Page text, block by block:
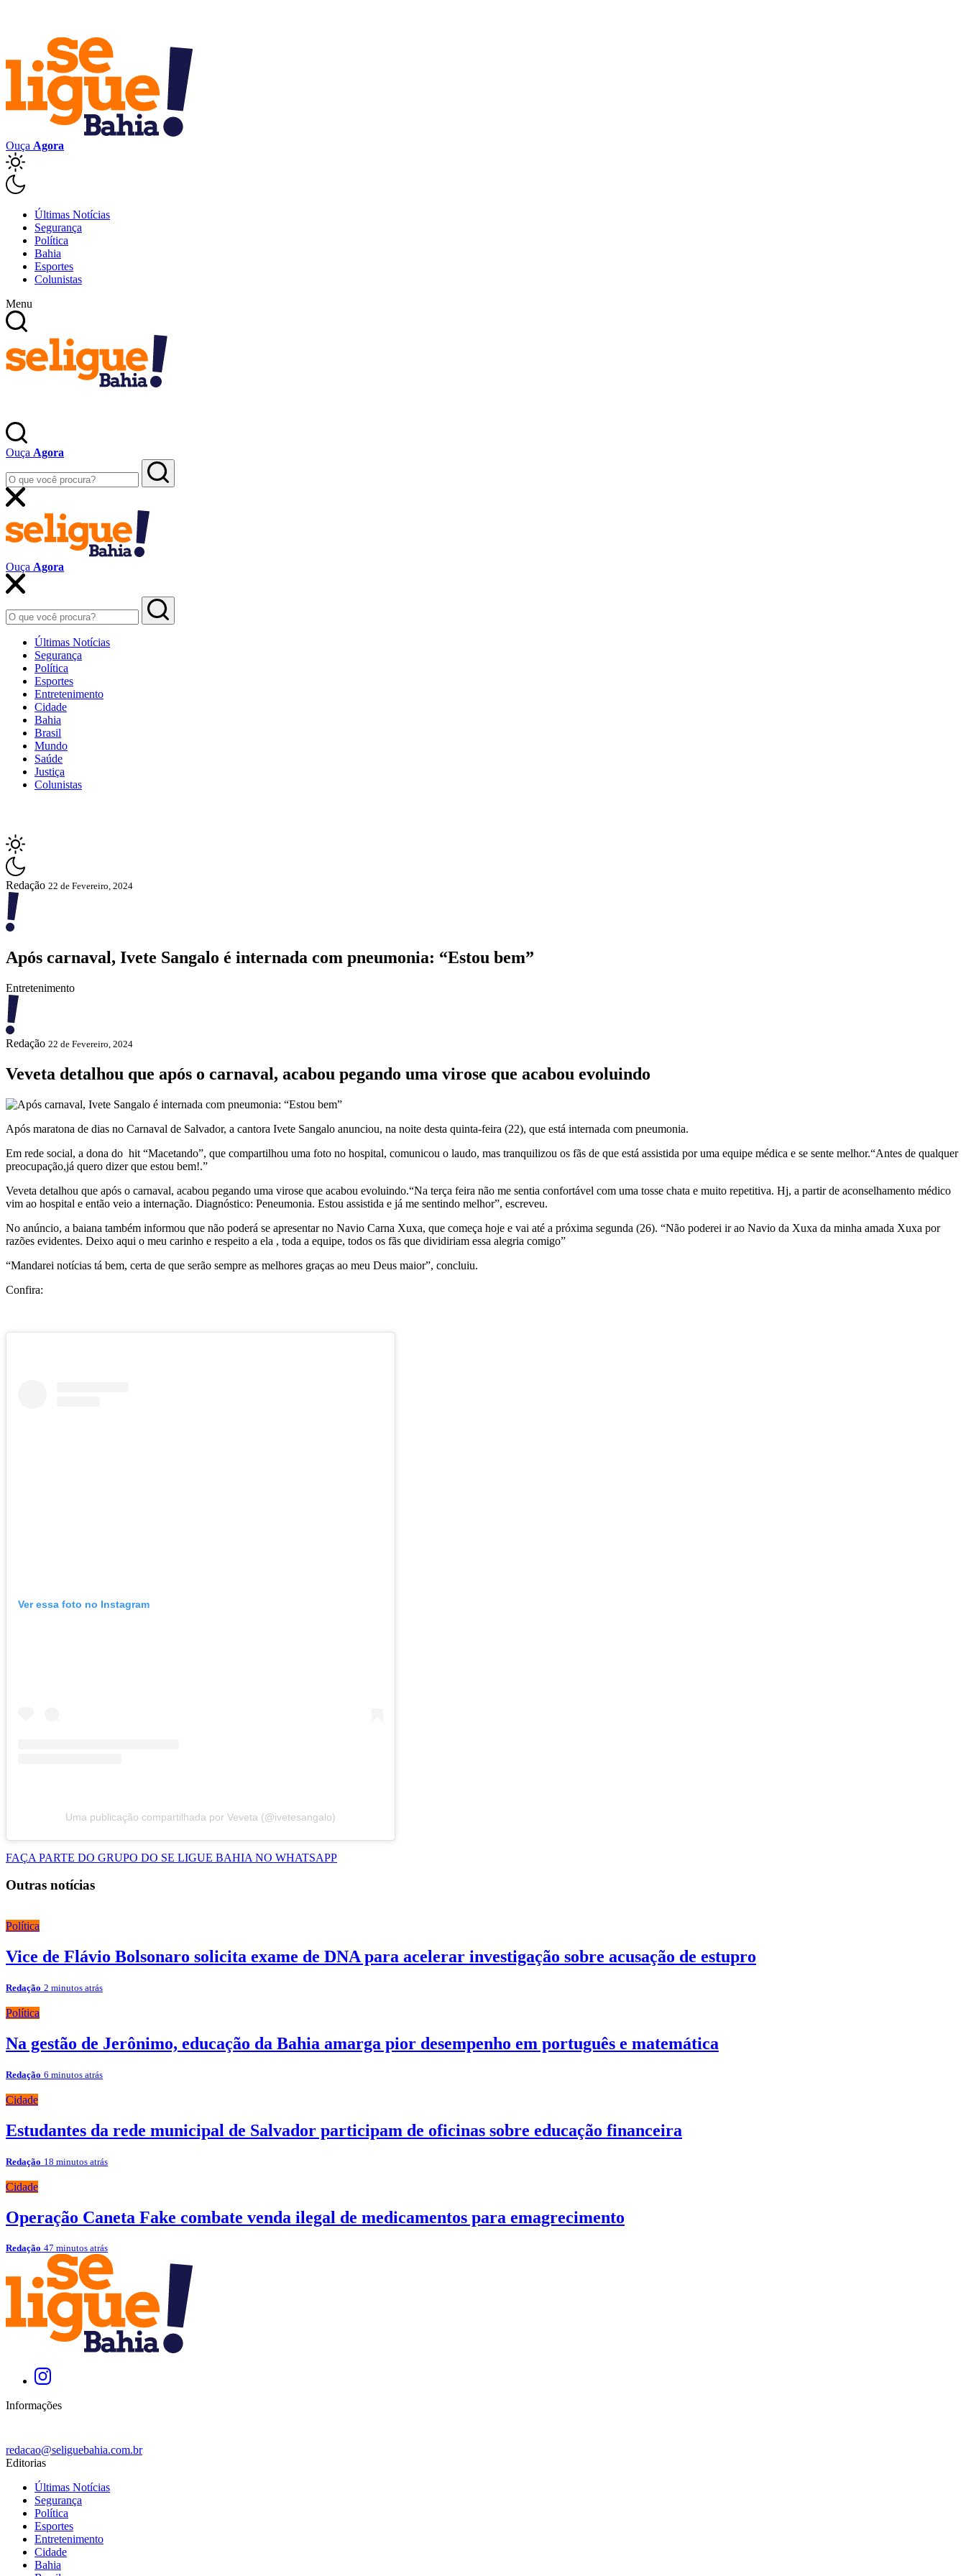
Ouça Agora
Últimas Notícias
Segurança
Política
Bahia
Esportes
Colunistas
Menu
Ouça Agora
Ouça Agora
Últimas Notícias
Segurança
Política
Esportes
Entretenimento
Cidade
Bahia
Brasil
Mundo
Saúde
Justiça
Colunistas
Redação 22 de Fevereiro, 2024
Após carnaval, Ivete Sangalo é internada com pneumonia: “Estou bem”
Entretenimento
Redação 22 de Fevereiro, 2024
Veveta detalhou que após o carnaval, acabou pegando uma virose que acabou evoluindo
Após maratona de dias no Carnaval de Salvador, a cantora Ivete Sangalo anunciou, na noite desta quinta-feira (22), que está internada com pneumonia.
Em rede social, a dona do hit “Macetando”, que compartilhou uma foto no hospital, comunicou o laudo, mas tranquilizou os fãs de que está assistida por uma equipe médica e se sente melhor.“Antes de qualquer
preocupação,já quero dizer que estou bem!.”
Veveta detalhou que após o carnaval, acabou pegando uma virose que acabou evoluindo.“Na terça feira não me sentia confortável com uma tosse chata e muito repetitiva. Hj, a partir de aconselhamento médico
vim ao hospital e então veio a internação. Diagnóstico: Peneumonia. Estou assistida e já me sentindo melhor”, escreveu.
No anúncio, a baiana também informou que não poderá se apresentar no Navio Carna Xuxa, que começa hoje e vai até a próxima segunda (26). “Não poderei ir ao Navio da Xuxa da minha amada Xuxa por
razões evidentes. Deixo aqui o meu carinho e respeito a ela , toda a equipe, todos os fãs que dividiriam essa alegria comigo”
“Mandarei notícias tá bem, certa de que serão sempre as melhores graças ao meu Deus maior”, concluiu.
Confira:
Ver essa foto no Instagram
Uma publicação compartilhada por Veveta (@ivetesangalo)
FAÇA PARTE DO GRUPO DO SE LIGUE BAHIA NO WHATSAPP
Outras notícias
Política
Vice de Flávio Bolsonaro solicita exame de DNA para acelerar investigação sobre acusação de estupro
Redação 2 minutos atrás
Política
Na gestão de Jerônimo, educação da Bahia amarga pior desempenho em português e matemática
Redação 6 minutos atrás
Cidade
Estudantes da rede municipal de Salvador participam de oficinas sobre educação financeira
Redação 18 minutos atrás
Cidade
Operação Caneta Fake combate venda ilegal de medicamentos para emagrecimento
Redação 47 minutos atrás
Informações
redacao@seliguebahia.com.br
Editorias
Últimas Notícias
Segurança
Política
Esportes
Entretenimento
Cidade
Bahia